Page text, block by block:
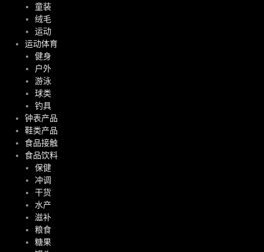
童装
绒毛
运动
运动体育
健身
户外
游泳
球类
钓具
钟表产品
鞋类产品
食品接触
食品饮料
保健
冲调
干货
水产
滋补
粮食
糖果